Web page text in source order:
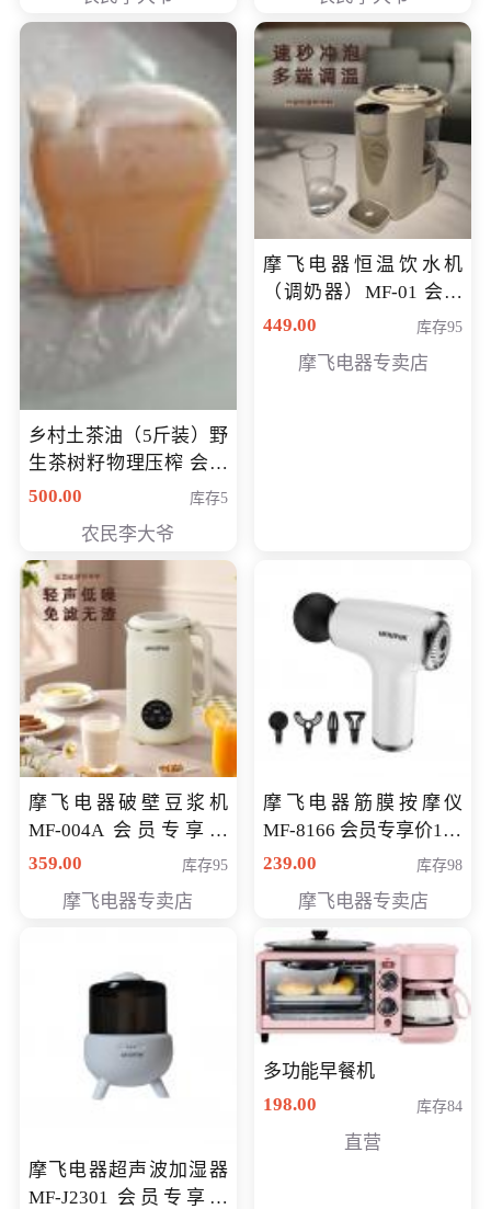
乡村土茶油（5斤装）野
生茶树籽物理压榨 会员
专享价400元
500.00 库存5
农民李大爷
摩飞电器恒温饮水机
（调奶器）MF-01 会员
专享价366元
449.00 库存95
摩飞电器专卖店
摩飞电器破壁豆浆机
MF-004A 会员专享价
168元
359.00 库存95
摩飞电器专卖店
摩飞电器筋膜按摩仪
MF-8166 会员专享价168
元
239.00 库存98
摩飞电器专卖店
摩飞电器超声波加湿器
MF-J2301 会员专享价
多功能早餐机
198.00
库存84
直营